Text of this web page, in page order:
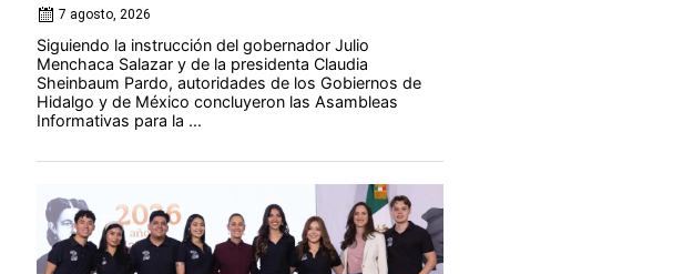
7 agosto, 2026
Siguiendo la instrucción del gobernador Julio
Menchaca Salazar y de la presidenta Claudia
Sheinbaum Pardo, autoridades de los Gobiernos de
Hidalgo y de México concluyeron las Asambleas
Informativas para la ...